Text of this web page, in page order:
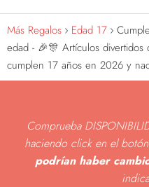
Más Regalos Edad 17
edad - 🎉🎊 Artículos
cumplen 17 años en 2026 y
Comprueba
haciendo click en el
podrían haber